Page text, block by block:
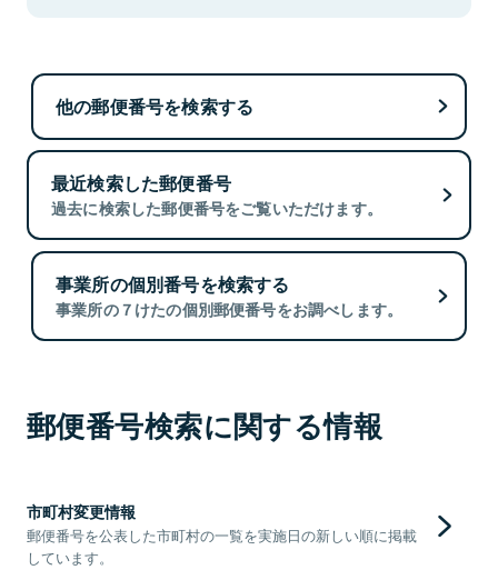
他の郵便番号を検索する
最近検索した郵便番号
過去に検索した郵便番号をご覧いただけます。
事業所の個別番号を検索する
事業所の７けたの個別郵便番号をお調べします。
郵便番号検索に関する情報
市町村変更情報
郵便番号を公表した市町村の一覧を実施日の新しい順に掲載
しています。